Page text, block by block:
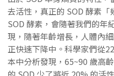
去活性，真正的 SOD 酵素
SOD 酵素，會隨著我們的年
現，隨著年齡增長，人體內
正快速下降中。科學家們從
本中分析發現，65~90 歲高